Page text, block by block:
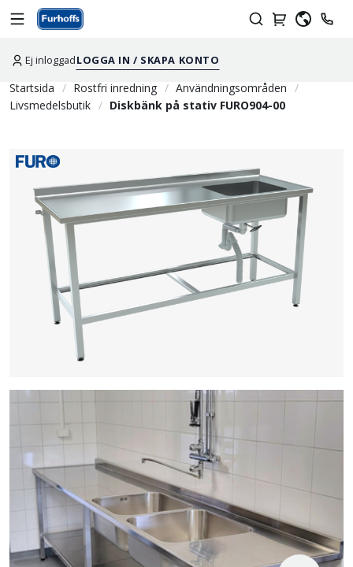
Ej inloggadLOGGA IN / SKAPA KONTO
Startsida Rostfri inredning
Användningsområden
Livsmedelsbutik
Diskbänk på stativ FURO904-00